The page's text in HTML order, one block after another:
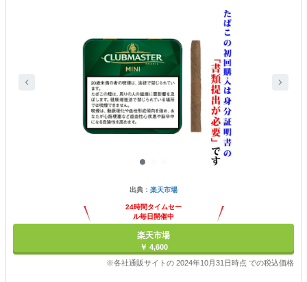
出典： 楽天市場
24時間タイムセー
ル毎日開催中
楽天市場
￥ 4,600
※各社通販サイトの 2024年10月31日時点 での税込価格